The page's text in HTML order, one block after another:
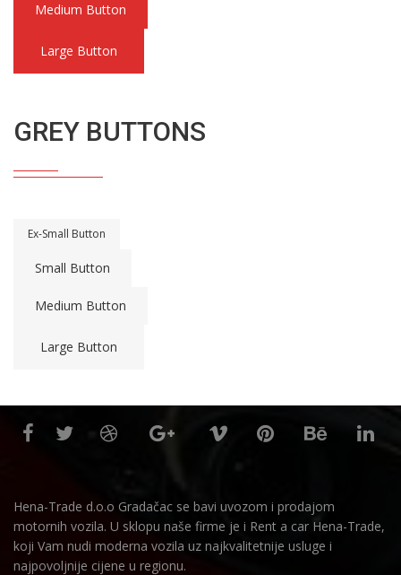
Medium Button
Large Button
GREY BUTTONS
Ex-Small Button
Small Button
Medium Button
Large Button
Hena-Trade d.o.o Gradačac se bavi uvozom i prodajom
motornih vozila. U sklopu naše firme je i Rent a car Hena-Trade,
koji Vam nudi moderna vozila uz najkvalitetnije usluge i
najpovoljnije cijene u regionu.